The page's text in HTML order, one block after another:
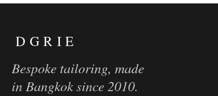
เปรียบ
DGRIE
Bespoke tailoring, made
in Bangkok since 2010.